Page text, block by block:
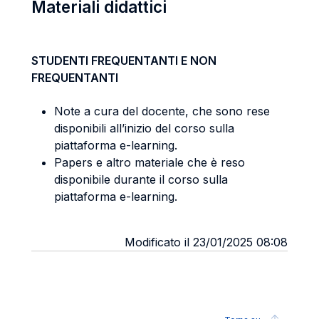
Materiali didattici
STUDENTI FREQUENTANTI E NON
FREQUENTANTI
Note a cura del docente, che sono rese
disponibili all’inizio del corso sulla
piattaforma e-learning.
Papers e altro materiale che è reso
disponibile durante il corso sulla
piattaforma e-learning.
Modificato il 23/01/2025 08:08